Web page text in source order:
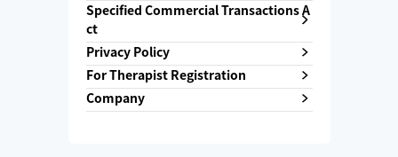
Specified Commercial Transactions A
ct
Privacy Policy
For Therapist Registration
Company